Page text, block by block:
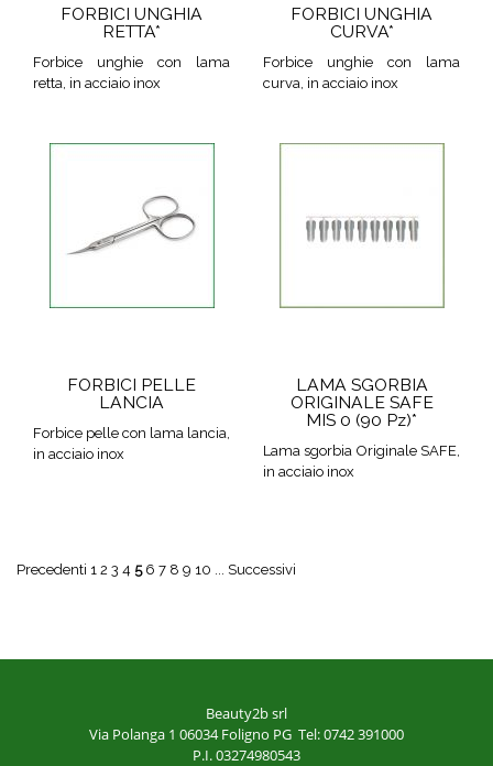
FORBICI UNGHIA
RETTA*
Forbice unghie con lama
retta, in acciaio inox
FORBICI UNGHIA
CURVA*
Forbice unghie con lama
curva, in acciaio inox
FORBICI PELLE
LANCIA
Forbice pelle con lama lancia,
in acciaio inox
LAMA SGORBIA
ORIGINALE SAFE
MIS 0 (90 Pz)*
Lama sgorbia Originale SAFE,
in acciaio inox
Precedenti 1 2 3 4 5 6 7 8 9 10 Successivi
Beauty2b srl
Via Polanga 1 06034 Foligno PG Tel: 0742 391000
P.I. 03274980543